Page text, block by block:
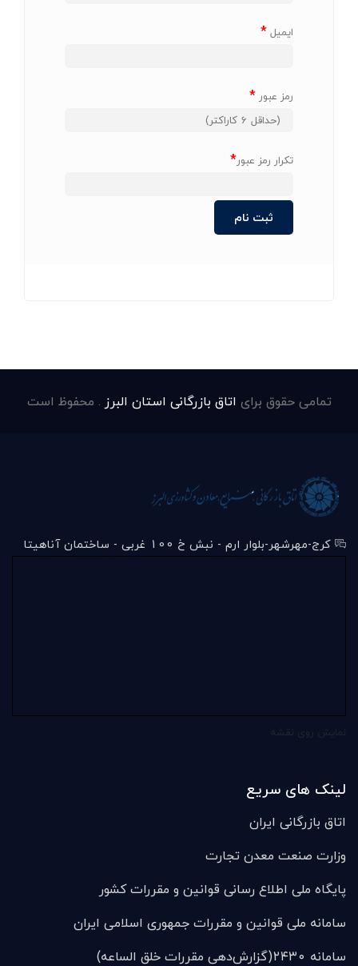
ایمیل*
رمز عبور *
تکرار رمز عبور*
تمامی حقوق برای اتاق بازرگانی استان البرز . محفوظ است
کرج-مهرشهر-بلوار ارم - نبش خ 100 غربی - ساختمان آناهیتا
لینک های سریع
اتاق بازرگانی ایران
وزارت صنعت معدن تجارت
پایگاه ملی اطلاع رسانی قوانین و مقررات کشور
سامانه ملی قوانين و مقررات جمهوری اسلامی ایران
سامانه ۲۴۳۰(گزارش‌دهی مقررات خلق الساعه)